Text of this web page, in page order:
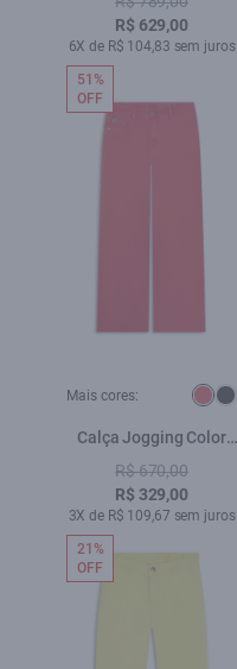
R$ 629,00
6X de R$ 104,83 sem juros
Mais cores:
Calça Jogging Color
Melancia
R$ 670,00
R$ 329,00
3X de R$ 109,67 sem juros
51%
OFF
21%
OFF